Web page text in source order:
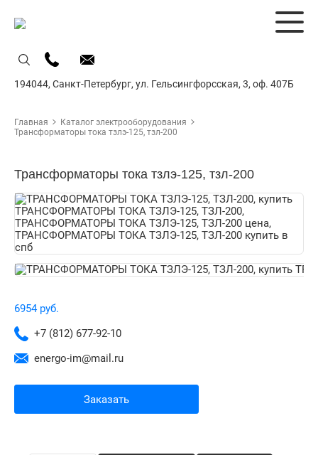
194044, Санкт-Петербург, ул. Гельсингфорсская, 3, оф. 407Б
Главная
Каталог электрооборудования
Трансформаторы тока тзлэ-125, тзл-200
Трансформаторы тока тзлэ-125, тзл-200
6954 руб.
+7 (812) 677-92-10
energo-im@mail.ru
Заказать